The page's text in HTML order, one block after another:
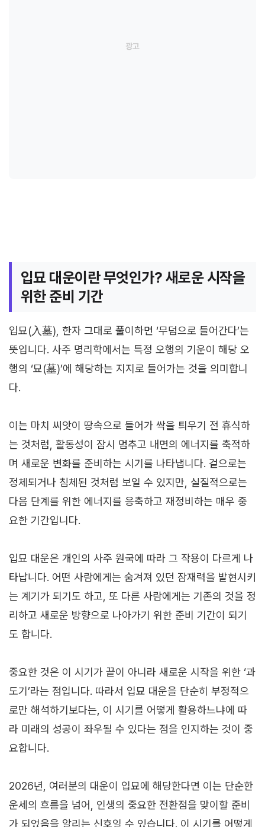
입묘 대운이란 무엇인가? 새로운 시작을
위한 준비 기간
입묘(入墓), 한자 그대로 풀이하면 ‘무덤으로 들어간다’는
뜻입니다. 사주 명리학에서는 특정 오행의 기운이 해당 오
행의 ‘묘(墓)’에 해당하는 지지로 들어가는 것을 의미합니
다.
이는 마치 씨앗이 땅속으로 들어가 싹을 틔우기 전 휴식하
는 것처럼, 활동성이 잠시 멈추고 내면의 에너지를 축적하
며 새로운 변화를 준비하는 시기를 나타냅니다. 겉으로는
정체되거나 침체된 것처럼 보일 수 있지만, 실질적으로는
다음 단계를 위한 에너지를 응축하고 재정비하는 매우 중
요한 기간입니다.
입묘 대운은 개인의 사주 원국에 따라 그 작용이 다르게 나
타납니다. 어떤 사람에게는 숨겨져 있던 잠재력을 발현시키
는 계기가 되기도 하고, 또 다른 사람에게는 기존의 것을 정
리하고 새로운 방향으로 나아가기 위한 준비 기간이 되기
도 합니다.
중요한 것은 이 시기가 끝이 아니라 새로운 시작을 위한 ‘과
도기’라는 점입니다. 따라서 입묘 대운을 단순히 부정적으
로만 해석하기보다는, 이 시기를 어떻게 활용하느냐에 따
라 미래의 성공이 좌우될 수 있다는 점을 인지하는 것이 중
요합니다.
2026년, 여러분의 대운이 입묘에 해당한다면 이는 단순한
운세의 흐름을 넘어, 인생의 중요한 전환점을 맞이할 준비
가 되었음을 알리는 신호일 수 있습니다. 이 시기를 어떻게